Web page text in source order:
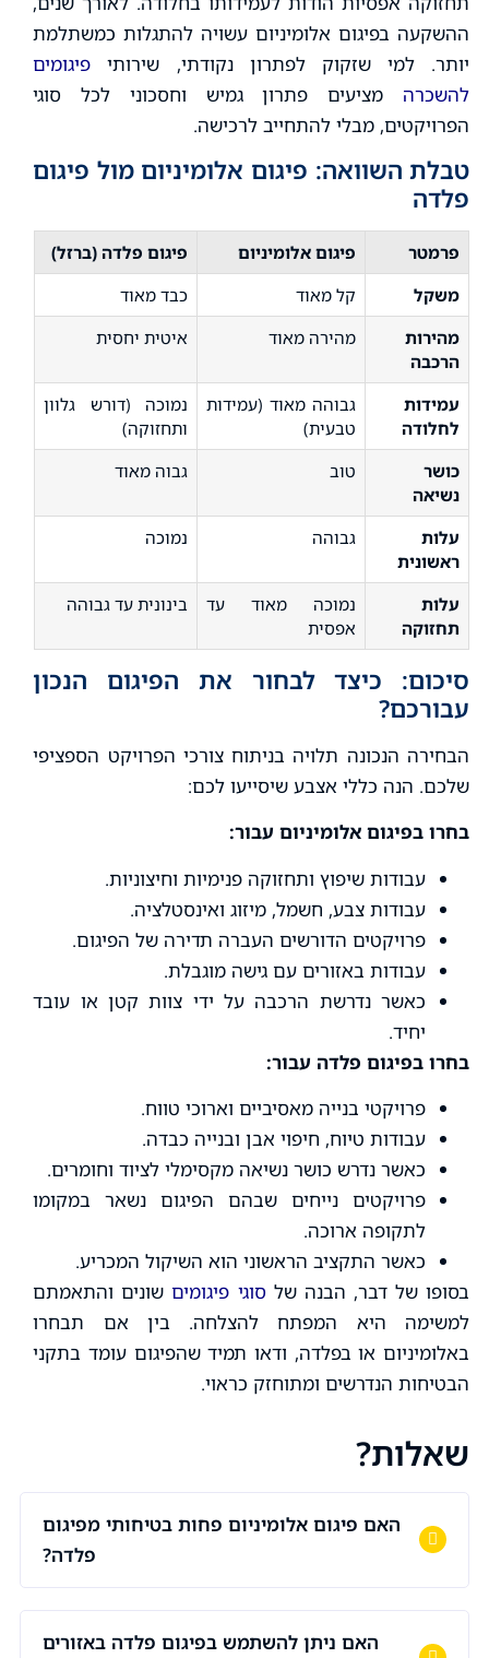
ההשקעה בפיגום אלומיניום עשויה להתגלות כמשתלמת
יותר. למי שזקוק לפתרון נקודתי, שירותי פיגומים
להשכרה מציעים פתרון גמיש וחסכוני לכל סוגי
הפרויקטים, מבלי להתחייב לרכישה.
טבלת השוואה: פיגום אלומיניום מול פיגום
פלדה
פרמטר פיגום אלומיניום
פיגום פלדה (ברזל)
משקל
קל מאוד
כבד מאוד
מהירות
הרכבה
מהירה מאוד איטית יחסית
עמידות
לחלודה
גבוהה מאוד (עמידות
טבעית)
נמוכה (דורש גלוון
ותחזוקה)
כושר
נשיאה
טוב גבוה מאוד
עלות
ראשונית
גבוהה נמוכה
עלות
תחזוקה
נמוכה מאוד עד
אפסית
בינונית עד גבוהה
סיכום: כיצד לבחור את הפיגום הנכון
עבורכם?
הבחירה הנכונה תלויה בניתוח צורכי הפרויקט הספציפי
שלכם. הנה כללי אצבע שיסייעו לכם:
בחרו בפיגום אלומיניום עבור:
עבודות שיפוץ ותחזוקה פנימיות וחיצוניות.
עבודות צבע, חשמל, מיזוג ואינסטלציה.
פרויקטים הדורשים העברה תדירה של הפיגום.
עבודות באזורים עם גישה מוגבלת.
כאשר נדרשת הרכבה על ידי צוות קטן או עובד
יחיד.
בחרו בפיגום פלדה עבור:
פרויקטי בנייה מאסיביים וארוכי טווח.
עבודות טיוח, חיפוי אבן ובנייה כבדה.
כאשר נדרש כושר נשיאה מקסימלי לציוד וחומרים.
פרויקטים נייחים שבהם הפיגום נשאר במקומו
לתקופה ארוכה.
כאשר התקציב הראשוני הוא השיקול המכריע.
בסופו של דבר, הבנה של סוגי פיגומים שונים והתאמתם
למשימה היא המפתח להצלחה. בין אם תבחרו
באלומיניום או בפלדה, ודאו תמיד שהפיגום עומד בתקני
הבטיחות הנדרשים ומתוחזק כראוי.
שאלות?
האם פיגום אלומיניום פחות בטיחותי מפיגום
פלדה?
האם ניתן להשתמש בפיגום פלדה באזורים